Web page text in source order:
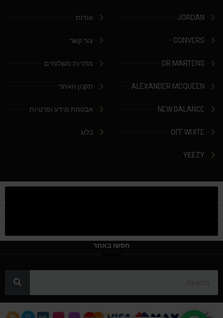
JORDAN
CONVERS
DR.MARTENS
ALEXANDER MCQUEEN
NEW BALANCE
OFF WHITE
YEEZY
אודות
צור קשר
מדניות משלוחים
תקנון האתר
אבטחת מידע ופרטיות
בלוג
חפשו באתר